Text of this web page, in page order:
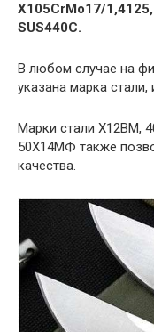
X105CrMo17/
SUS440C.
В любом случае на
указана марка
Марки стали Х12ВМ,
50Х14МФ также
качества.